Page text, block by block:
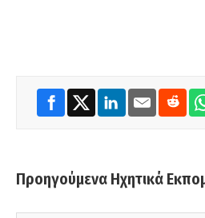
Προηγούμενα Ηχητικά